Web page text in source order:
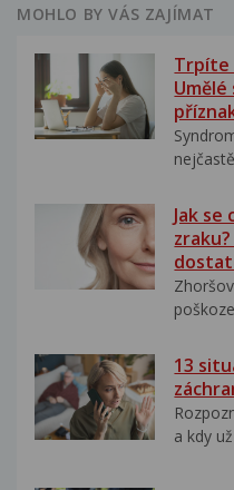
MOHLO BY VÁS ZAJÍMAT
Trpíte
Jak
13
a kdy